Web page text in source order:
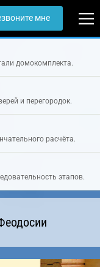
мне
домокомплекта.
и перегородок.
расчёта.
этапов.